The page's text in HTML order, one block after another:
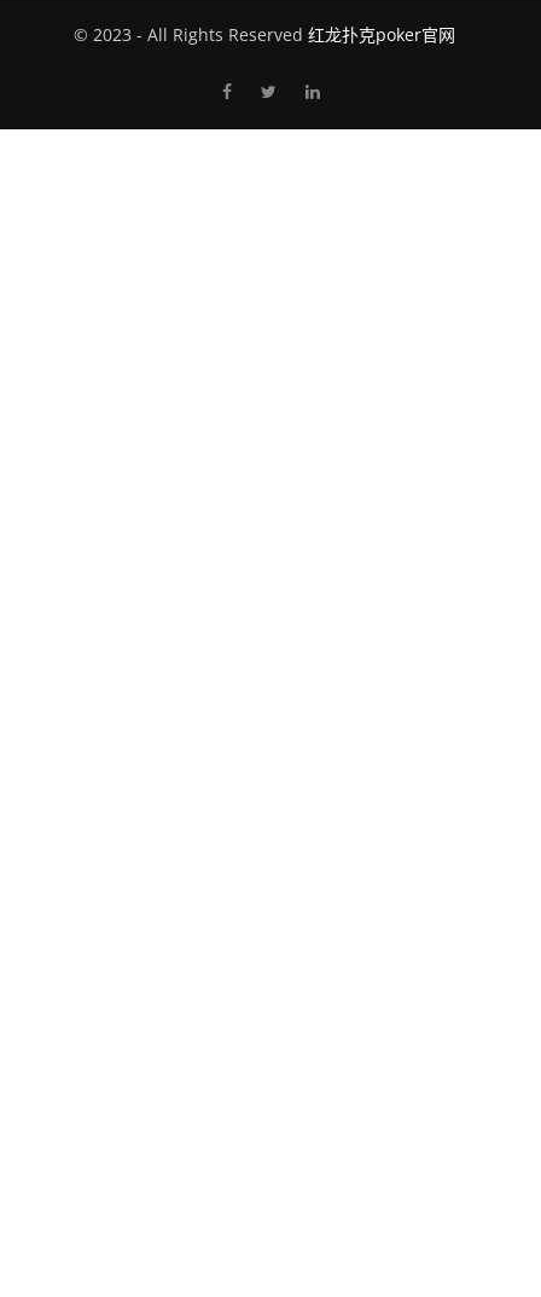
© 2023 - All Rights Reserved 红龙扑克poker官网